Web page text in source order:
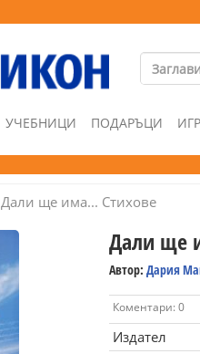
УЧЕБНИЦИ ПОДАРЪЦИ
Дали ще има... Стихове
Дали ще
Автор: Дария
Коментари: 0
Издател